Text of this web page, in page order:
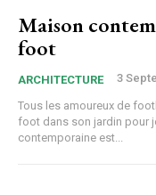
Maison
foot
ARCHITECTURE 3
Tous les amoureux de
foot dans son jardin pour jouer
contemporaine est...